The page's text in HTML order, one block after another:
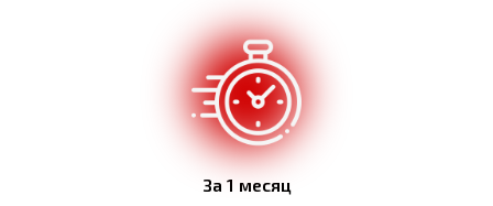
За 1 месяц